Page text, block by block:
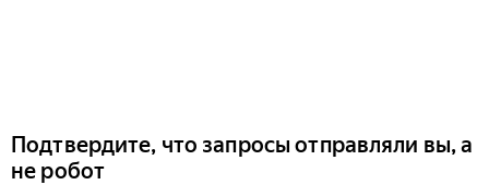
Подтвердите, что запросы отправляли вы, а
не робот